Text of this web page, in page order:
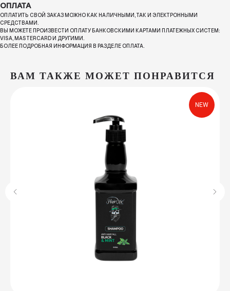
ОПЛАТА
ОПЛАТИТЬ СВОЙ ЗАКАЗ МОЖНО КАК НАЛИЧНЫМИ, ТАК И ЭЛЕКТРОННЫМИ
СРЕДСТВАМИ.
ВЫ МОЖЕТЕ ПРОИЗВЕСТИ ОПЛАТУ БАНКОВСКИМИ КАРТАМИ ПЛАТЕЖНЫХ СИСТЕМ:
VISA, MASTERCARD И ДРУГИМИ.
БОЛЕЕ ПОДРОБНАЯ ИНФОРМАЦИЯ В РАЗДЕЛЕ ОПЛАТА.
ВАМ ТАКЖЕ МОЖЕТ ПОНРАВИТСЯ
NEW